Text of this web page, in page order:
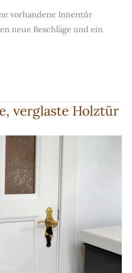
vorhandene Innentür
neue Beschläge und ein
verglaste Holztür